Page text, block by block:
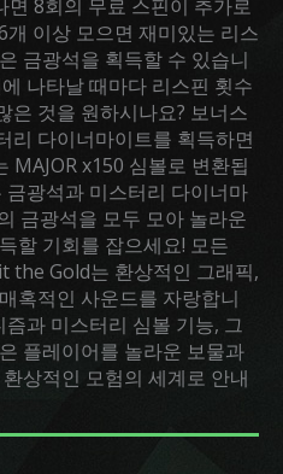
8회의 무료 스핀이 추가로
이상 모으면 재미있는 리스
금광석을 획득할 수 있습니
나타날 때마다 리스핀 횟수
은 것을 원하시나요? 보너스
리 다이너마이트를 획득하면
x150 심볼로 변환됩
광석과 미스터리 다이너마
금광석을 모두 모아 놀라운
할 기회를 잡으세요! 모든
the Gold는 환상적인 그래픽,
혹적인 사운드를 자랑합니
과 미스터리 심볼 기능, 그
플레이어를 놀라운 보물과
상적인 모험의 세계로 안내